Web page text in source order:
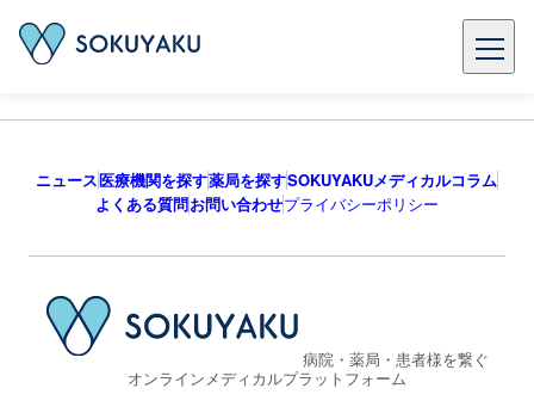
ニュース医療機関を探す薬局を探すSOKUYAKUメディカルコラム
よくある質問お問い合わせプライバシーポリシー
病院・薬局・患者様を繋ぐ
オンラインメディカルプラットフォーム